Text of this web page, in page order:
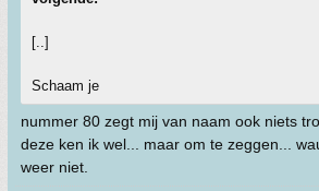
[..]
Schaam je
nummer 80 zegt mij van naam ook niets
deze ken ik wel... maar om te zeggen...
weer niet.